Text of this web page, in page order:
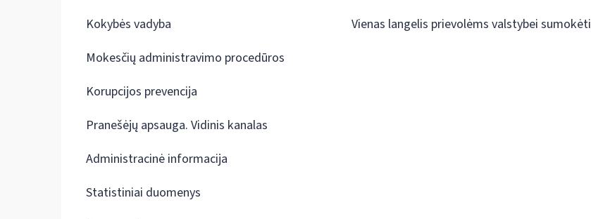
Kokybės vadyba
Mokesčių administravimo procedūros
Korupcijos prevencija
Pranešėjų apsauga. Vidinis kanalas
Administracinė informacija
Statistiniai duomenys
Vienas langelis prievolėms valstybei sumokėti